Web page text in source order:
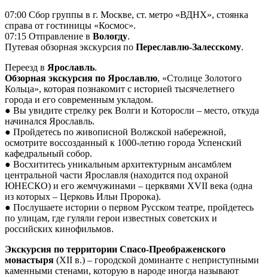
07:00 Сбор группы в г. Москве, ст. метро «ВДНХ», стоянка
справа от гостиницы «Космос».
07:15 Отправление в Вологду.
Путевая обзорная экскурсия по Переславлю-Залесскому.
Переезд в Ярославль.
Обзорная экскурсия по Ярославлю, «Столице Золотого
Кольца», которая познакомит с историей тысячелетнего
города и его современным укладом.
● Вы увидите стрелку рек Волги и Которосли – место, откуда
начинался Ярославль.
● Пройдетесь по живописной Волжской набережной,
осмотрите воссозданный к 1000-летию города Успенский
кафедральный собор.
● Восхититесь уникальным архитектурным ансамблем
центральной части Ярославля (находится под охраной
ЮНЕСКО) и его жемчужинами – церквями XVII века (одна
из которых – Церковь Ильи Пророка).
● Послушаете истории о первом Русском театре, пройдетесь
по улицам, где гуляли герои известных советских и
российских кинофильмов.
Экскурсия по территории Спасо-Преображенского
монастыря (XII в.) – городской доминанте с неприступными
каменными стенами, которую в народе иногда называют